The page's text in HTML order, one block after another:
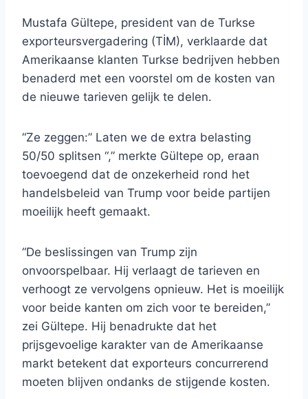
Mustafa Gültepe, president van de Turkse
exporteursvergadering (TİM), verklaarde dat
Amerikaanse klanten Turkse bedrijven hebben
benaderd met een voorstel om de kosten van
de nieuwe tarieven gelijk te delen.
“Ze zeggen:” Laten we de extra belasting
50/50 splitsen “,” merkte Gültepe op, eraan
toevoegend dat de onzekerheid rond het
handelsbeleid van Trump voor beide partijen
moeilijk heeft gemaakt.
“De beslissingen van Trump zijn
onvoorspelbaar. Hij verlaagt de tarieven en
verhoogt ze vervolgens opnieuw. Het is moeilijk
voor beide kanten om zich voor te bereiden,”
zei Gültepe. Hij benadrukte dat het
prijsgevoelige karakter van de Amerikaanse
markt betekent dat exporteurs concurrerend
moeten blijven ondanks de stijgende kosten.